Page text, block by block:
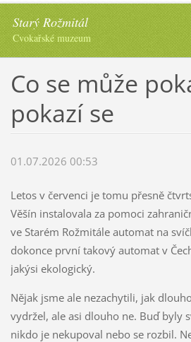
Starý Rožmitál
Cvokařské muzeum
Co se může
pokazí se
01.07.2026 00:53
Letos v červenci je tomu přesně
Věšín instalovala za pomoci
ve Starém Rožmitále automat na
dokonce první takový automat v
jakýsi ekologický.
Nějak jsme ale nezachytili, jak
vydržel, ale asi dlouho ne. Buď byly
nikdo je nekupoval nebo se rozbil.